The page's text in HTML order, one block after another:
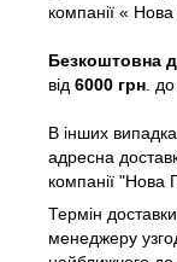
компанії «
Безкоштовна
від 6000 грн .
В інших
адресна
компанії "Нова
Термін
менеджеру